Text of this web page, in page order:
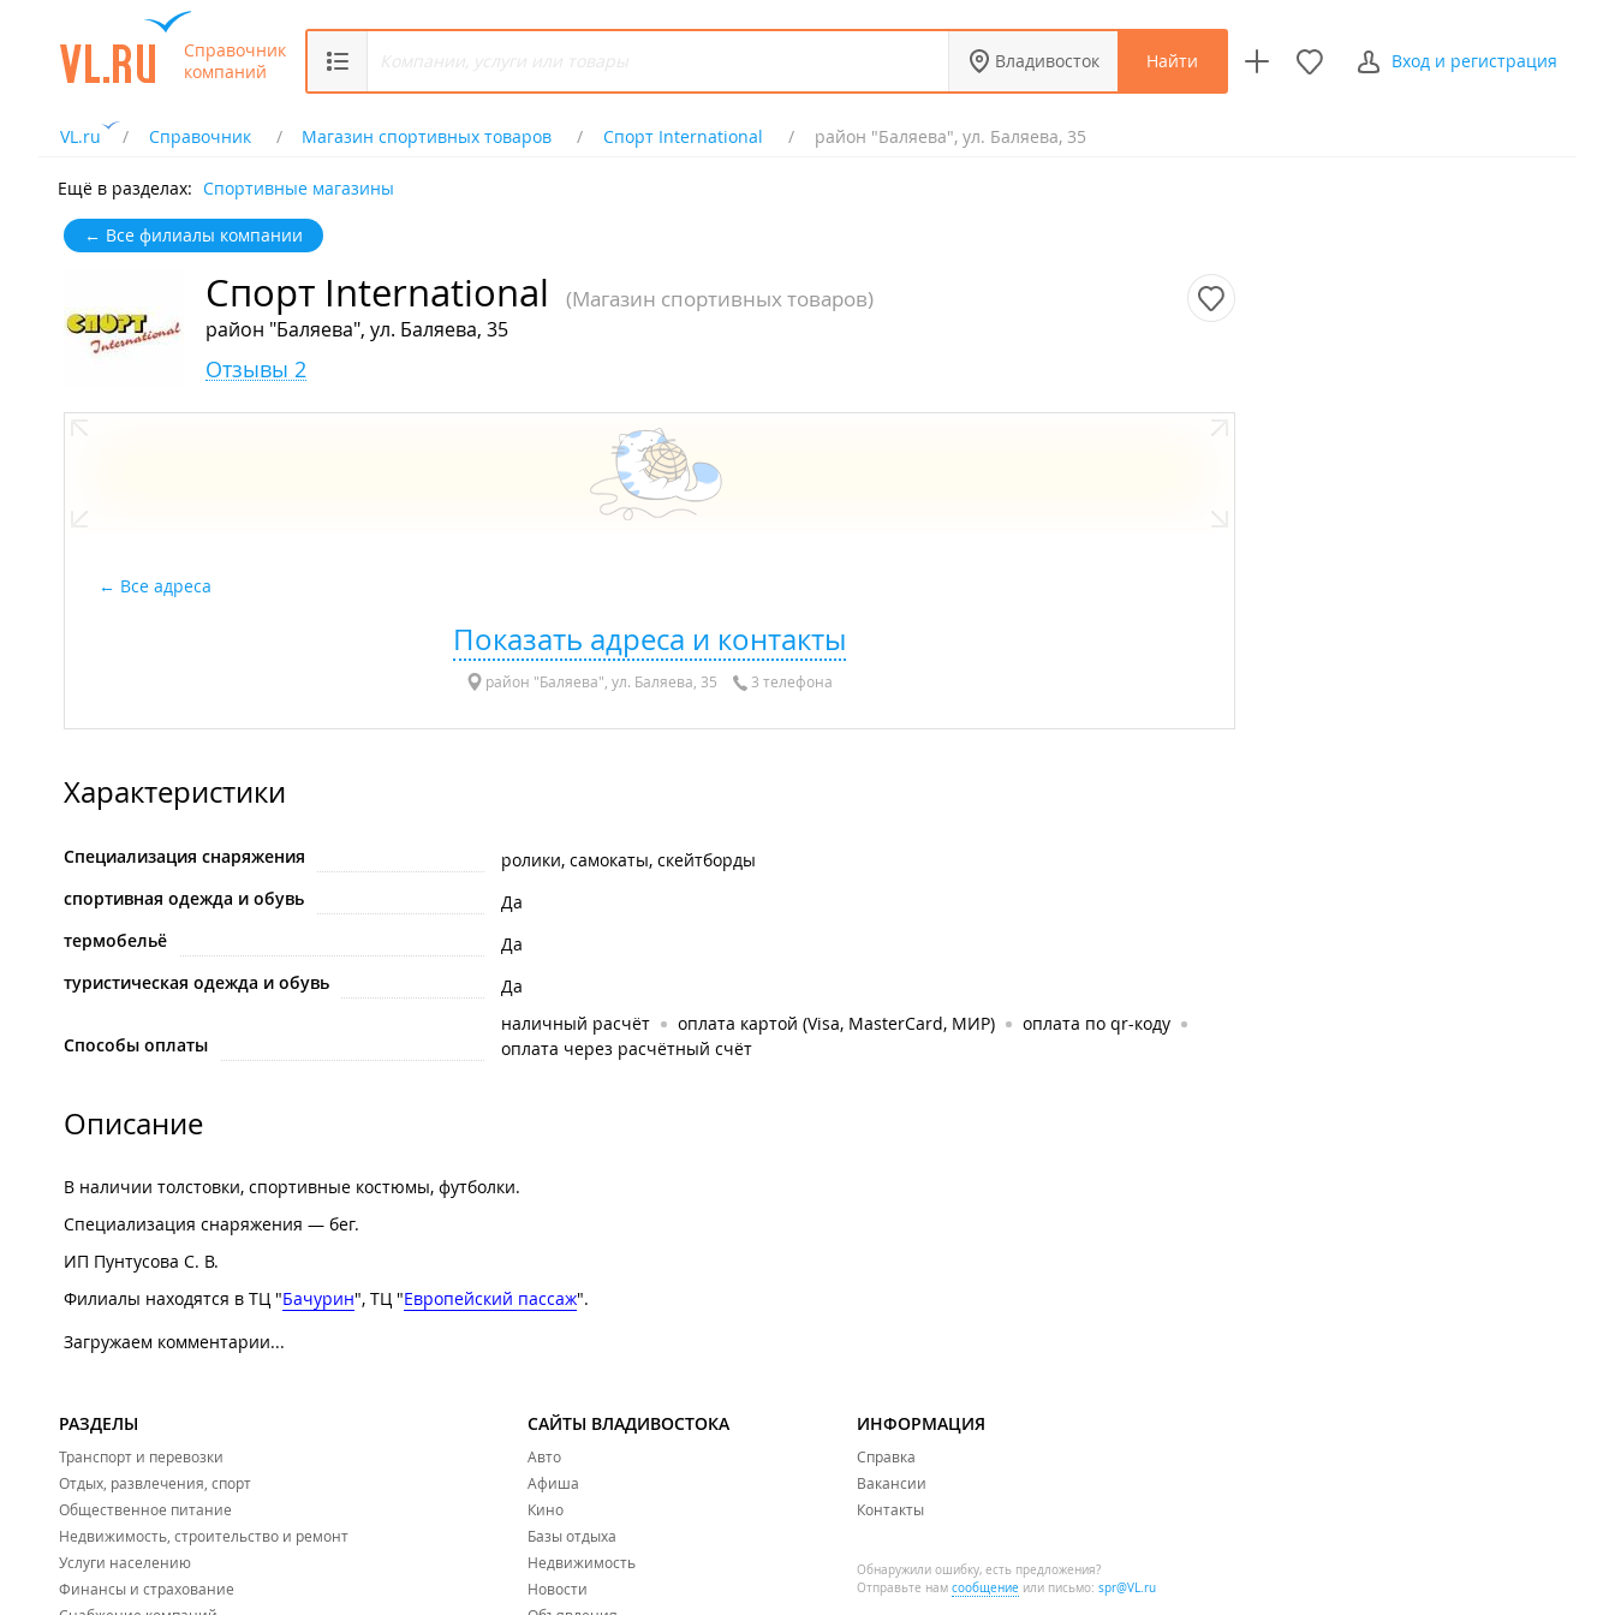
Справочник
компаний
Владивосток Найти Вход и регистрация
VL.ru Справочник Магазин спортивных товаров Спорт International район "Баляева", ул. Баляева, 35
Ещё в разделах: Спортивные магазины
← Все филиалы компании
Спорт International (Магазин спортивных товаров)
район "Баляева", ул. Баляева, 35
Отзывы 2
Все адреса
Показать адреса и контакты
район "Баляева", ул. Баляева, 35 3 телефона
Характеристики
Специализация снаряжения
ролики, самокаты, скейтборды
спортивная одежда и обувь
Да
термобельё
Да
туристическая одежда и обувь
Да
Способы оплаты
наличный расчёт оплата картой (Visa, MasterCard, МИР)
оплата по qr-коду
оплата через расчётный счёт
Описание
В наличии толстовки, спортивные костюмы, футболки.
Специализация снаряжения — бег.
ИП Пунтусова С. В.
Филиалы находятся в ТЦ "Бачурин", ТЦ "Европейский пассаж".
Загружаем комментарии...
РАЗДЕЛЫ
Транспорт и перевозки
Отдых, развлечения, спорт
Общественное питание
Недвижимость, строительство и ремонт
Услуги населению
Финансы и страхование
САЙТЫ ВЛАДИВОСТОКА
Авто
Афиша
Кино
Базы отдыха
Недвижимость
Новости
ИНФОРМАЦИЯ
Справка
Вакансии
Контакты
Обнаружили ошибку, есть предложения?
Отправьте нам сообщение или письмо: spr@VL.ru